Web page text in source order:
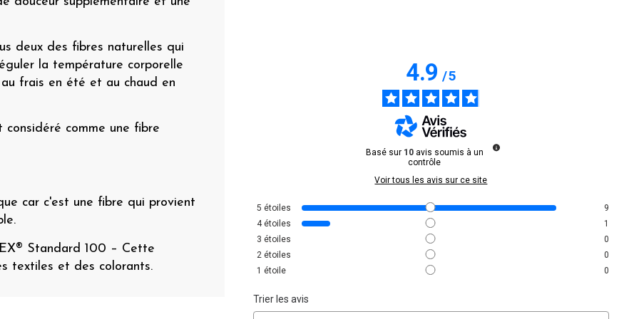
deux des fibres naturelles qui
la température corporelle
frais en été et au chaud en
comme une fibre
car c'est une fibre qui provient
Standard 100 – Cette
textiles et des colorants.
4.9/5
Basé sur 10 avis soumis à un
contrôle
Voir tous les avis sur ce site
5 étoiles
9
4 étoiles
1
3 étoiles
0
2 étoiles
0
1 étoile 0
Trier les avis